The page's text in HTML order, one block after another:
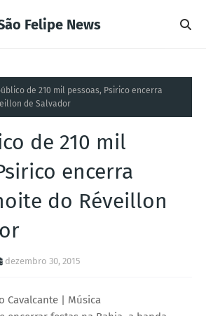
Felipe News
de 210 mil pessoas, Psirico encerra
de Salvador
de 210 mil
encerra
do Réveillon
dezembro 30, 2015
Cavalcante | Música